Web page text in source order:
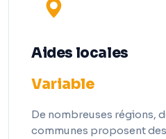
Aides locales
Variable
De nombreuses régions,
communes proposent